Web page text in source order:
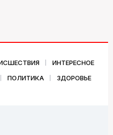
ИНТЕРЕСНОЕ
ПОЛИТИКА ЗДОРОВЬЕ